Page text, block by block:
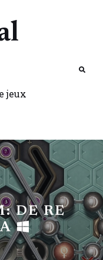
jeux
DE RE